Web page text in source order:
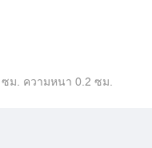
ม. ความหนา 0.2 ซม.